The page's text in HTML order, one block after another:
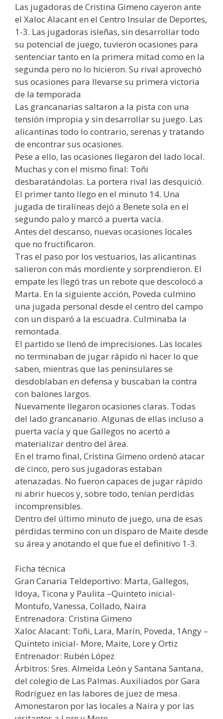
Las jugadoras de Cristina Gimeno cayeron ante
el Xaloc Alacant en el Centro Insular de Deportes,
1-3. Las jugadoras isleñas, sin desarrollar todo
su potencial de juego, tuvieron ocasiones para
sentenciar tanto en la primera mitad como en la
segunda pero no lo hicieron. Su rival aprovechó
sus ocasiones para llevarse su primera victoria
de la temporada
Las grancanarias saltaron a la pista con una
tensión impropia y sin desarrollar su juego. Las
alicantinas todo lo contrario, serenas y tratando
de encontrar sus ocasiones.
Pese a ello, las ocasiones llegaron del lado local.
Muchas y con el mismo final: Toñi
desbaratándolas. La portera rival las desquició.
El primer tanto llego en el minuto 14. Una
jugada de tiralíneas dejó a Benete sola en el
segundo palo y marcó a puerta vacía.
Antes del descanso, nuevas ocasiones locales
que no fructificaron.
Tras el paso por los vestuarios, las alicantinas
salieron con más mordiente y sorprendieron. El
empate les llegó tras un rebote que descolocó a
Marta. En la siguiente acción, Poveda culmino
una jugada personal desde el centro del campo
con un disparó a la escuadra. Culminaba la
remontada.
El partido se llenó de imprecisiones. Las locales
no terminaban de jugar rápido ni hacer lo que
saben, mientras que las peninsulares se
desdoblaban en defensa y buscaban la contra
con balones largos.
Nuevamente llegaron ocasiones claras. Todas
del lado grancanario. Algunas de ellas incluso a
puerta vacía y que Gallegos no acertó a
materializar dentro del área.
En el tramo final, Cristina Gimeno ordenó atacar
de cinco, pero sus jugadoras estaban
atenazadas. No fueron capaces de jugar rápido
ni abrir huecos y, sobre todo, tenían perdidas
incomprensibles.
Dentro del último minuto de juego, una de esas
pérdidas termino con un disparo de Maite desde
su área y anotando el que fue el definitivo 1-3.
Ficha técnica
Gran Canaria Teldeportivo: Marta, Gallegos,
Idoya, Ticona y Paulita –Quinteto inicial-
Montufo, Vanessa, Collado, Naira
Entrenadora: Cristina Gimeno
Xaloc Alacant: Toñi, Lara, Marín, Poveda, 1Angy –
Quinteto inicial- More, Maite, Lore y Ortiz
Entrenador: Rubén López
Árbitros: Sres. Almeida León y Santana Santana,
del colegio de Las Palmas. Auxiliados por Gara
Rodríguez en las labores de juez de mesa.
Amonestaron por las locales a Naira y por las